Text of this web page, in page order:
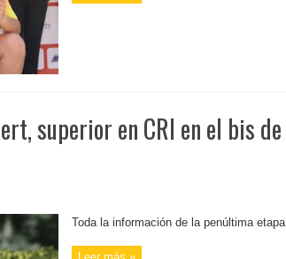
superior en CRI en el bis de
Toda la información de la penúltima etapa